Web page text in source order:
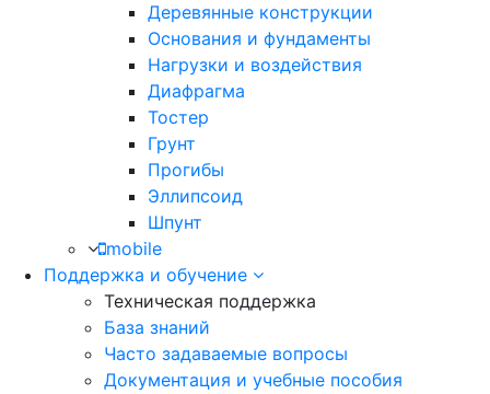
Деревянные конструкции
Основания и фундаменты
Нагрузки и воздействия
Диафрагма
Тостер
Грунт
Прогибы
Эллипсоид
Шпунт
mobile
Поддержка и обучение
Техническая поддержка
База знаний
Часто задаваемые вопросы
Документация и учебные пособия